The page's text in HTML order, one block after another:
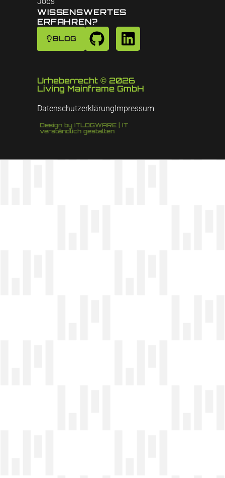
WISSENSWERTES
ERFAHREN?
BLOG
Urheberrecht © 2026
Living Mainframe GmbH
DatenschutzerklärungImpressum
Design by ITLOGWARE | IT
verständlich gestalten